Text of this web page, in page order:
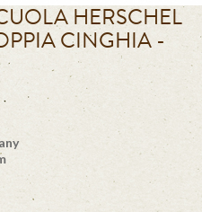
HERSCHEL
CINGHIA -